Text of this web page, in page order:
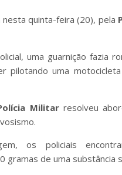
quinta-feira (20), pela
uma guarnição fazia
pilotando uma
Militarresolveu
os policiais
gramas de uma substância